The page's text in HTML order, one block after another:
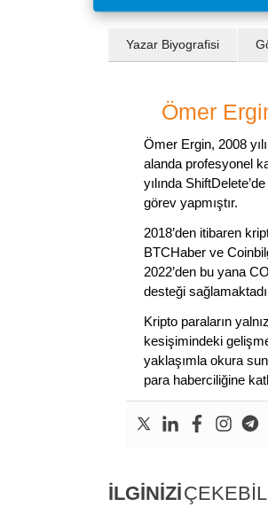
Yazar Biyografisi
Ömer
Ömer Ergin, 2008
alanda profesyonel
yılında
görev yapmıştır.
2018’den itibaren
BTCHaber ve
2022’den bu yana
desteği
Kripto paraların
kesişimindeki
yaklaşımla okura
para haberciliğine
İLGİNİZİ